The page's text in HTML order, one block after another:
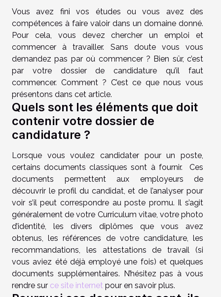
Vous avez fini vos études ou vous avez des
compétences à faire valoir dans un domaine donné.
Pour cela, vous devez chercher un emploi et
commencer à travailler. Sans doute vous vous
demandez pas par où commencer ? Bien sûr, c’est
par votre dossier de candidature qu’il faut
commencer. Comment ? C’est ce que nous vous
présentons dans cet article.
Quels sont les éléments que doit
contenir votre dossier de
candidature ?
Lorsque vous voulez candidater pour un poste,
certains documents classiques sont à fournir. Ces
documents permettent aux employeurs de
découvrir le profil du candidat, et de l’analyser pour
voir s’il peut correspondre au poste promu. Il s’agit
généralement de votre Curriculum vitae, votre photo
d’identité, les divers diplômes que vous avez
obtenus, les références de votre candidature, les
recommandations, les attestations de travail (si
vous aviez été déjà employé une fois) et quelques
documents supplémentaires. N’hésitez pas à vous
rendre sur ce site internet pour en savoir plus.